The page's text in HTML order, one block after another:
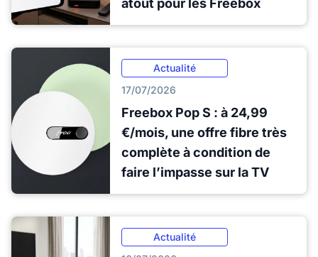
atout pour les Freebox
Actualité
17/07/2026
Freebox Pop S : à 24,99
€/mois, une offre fibre très
complète à condition de
faire l’impasse sur la TV
Actualité